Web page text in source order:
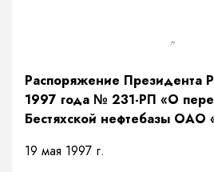
Распоряжение Президента
1997 года № 231-РП «О
Бестяхской нефтебазы ОАО
19 мая 1997 г.